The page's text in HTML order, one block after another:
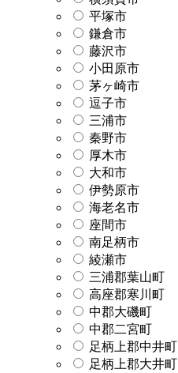
平塚市
鎌倉市
藤沢市
小田原市
茅ヶ崎市
逗子市
三浦市
秦野市
厚木市
大和市
伊勢原市
海老名市
座間市
南足柄市
綾瀬市
三浦郡葉山町
高座郡寒川町
中郡大磯町
中郡二宮町
足柄上郡中井町
足柄上郡大井町